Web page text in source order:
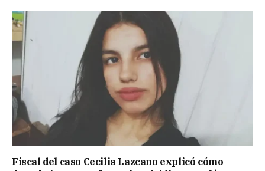
Fiscal del caso Cecilia Lazcano explicó cómo